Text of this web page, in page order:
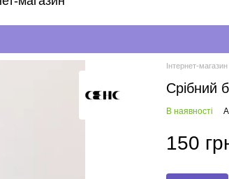
Інтернет-магазин
Срібний
В наявності
150